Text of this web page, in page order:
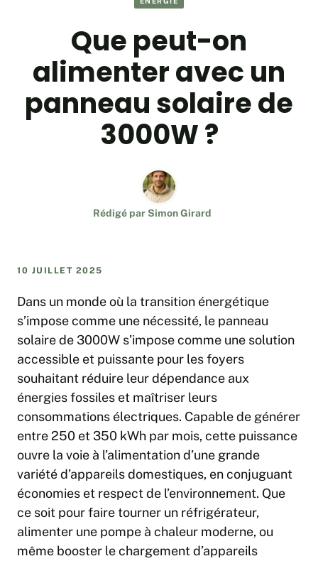
Que peut-on
alimenter avec un
panneau solaire de
3000W ?
Rédigé parSimon Girard
10 JUILLET 2025
Dans un monde où la transition énergétique
s’impose comme une nécessité, le panneau
solaire de 3000W s’impose comme une solution
accessible et puissante pour les foyers
souhaitant réduire leur dépendance aux
énergies fossiles et maîtriser leurs
consommations électriques. Capable de générer
entre 250 et 350 kWh par mois, cette puissance
ouvre la voie à l’alimentation d’une grande
variété d’appareils domestiques, en conjuguant
économies et respect de l’environnement. Que
ce soit pour faire tourner un réfrigérateur,
alimenter une pompe à chaleur moderne, ou
même booster le chargement d’appareils